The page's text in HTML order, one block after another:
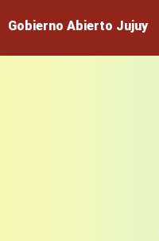
Gobierno Abierto Jujuy